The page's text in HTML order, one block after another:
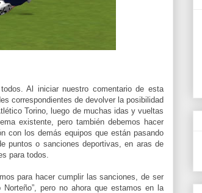
Al iniciar nuestro comentario de esta
correspondientes de devolver la posibilidad
Torino, luego de muchas idas y vueltas
existente, pero también debemos hacer
con los demás equipos que están pasando
puntos o sanciones deportivas, en aras de
para todos.
para hacer cumplir las sanciones, de ser
pero no ahora que estamos en la